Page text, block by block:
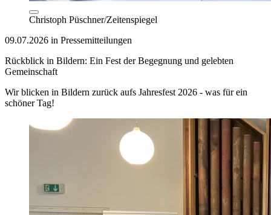
Christoph Püschner/Zeitenspiegel
09.07.2026 in Pressemitteilungen
Rückblick in Bildern: Ein Fest der Begegnung und gelebten
Gemeinschaft
Wir blicken in Bildern zurück aufs Jahresfest 2026 - was für ein
schöner Tag!